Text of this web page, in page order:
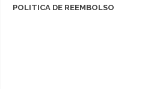
POLITICA DE REEMBOLSO